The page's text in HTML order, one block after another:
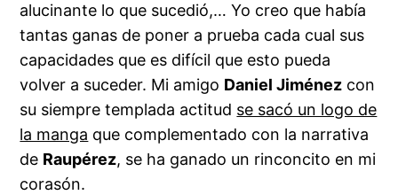
alucinante lo que sucedió,… Yo creo que había
tantas ganas de poner a prueba cada cual sus
capacidades que es difícil que esto pueda
volver a suceder. Mi amigo Daniel Jiménez con
su siempre templada actitud se sacó un logo de
la manga que complementado con la narrativa
de Raupérez, se ha ganado un rinconcito en mi
corasón.